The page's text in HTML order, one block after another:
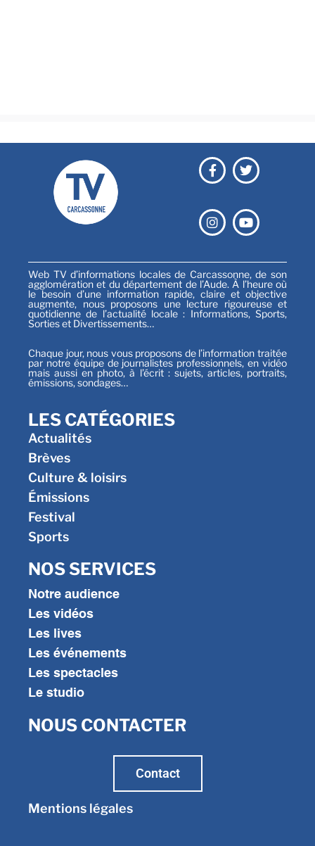
Web TV d’informations locales de Carcassonne, de son
agglomération et du département de l’Aude. À l’heure où
le besoin d’une information rapide, claire et objective
augmente, nous proposons une lecture rigoureuse et
quotidienne de l’actualité locale : Informations, Sports,
Sorties et Divertissements…
Chaque jour, nous vous proposons de l’information traitée
par notre équipe de journalistes professionnels, en vidéo
mais aussi en photo, à l’écrit : sujets, articles, portraits,
émissions, sondages…
LES CATÉGORIES
Actualités
Brèves
Culture & loisirs
Émissions
Festival
Sports
NOS SERVICES
Notre audience
Les vidéos
Les lives
Les événements
Les spectacles
Le studio
NOUS CONTACTER
Contact
Mentions légales